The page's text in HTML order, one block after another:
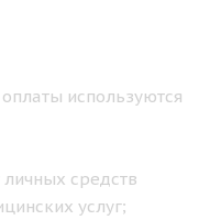
используются
средств
услуг;